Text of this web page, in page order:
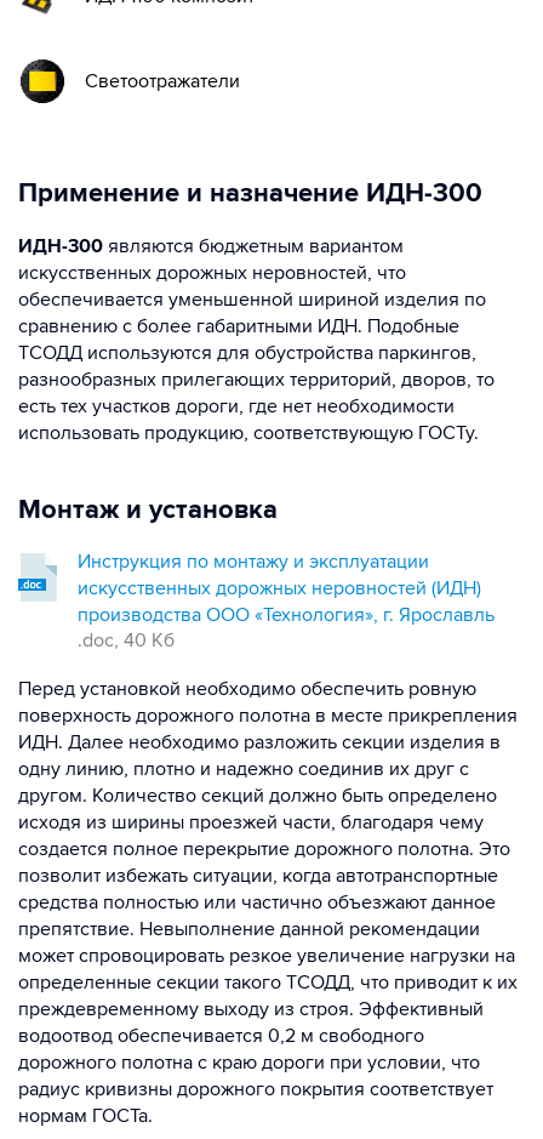
Светоотражатели
Применение и назначение ИДН-300
ИДН-300 являются бюджетным вариантом
искусственных дорожных неровностей, что
обеспечивается уменьшенной шириной изделия по
сравнению с более габаритными ИДН. Подобные
ТСОДД используются для обустройства паркингов,
разнообразных прилегающих территорий, дворов, то
есть тех участков дороги, где нет необходимости
использовать продукцию, соответствующую ГОСТу.
Монтаж и установка
Инструкция по монтажу и эксплуатации
искусственных дорожных неровностей (ИДН)
производства ООО «Технология», г. Ярославль
.doc, 40 Кб
Перед установкой необходимо обеспечить ровную
поверхность дорожного полотна в месте прикрепления
ИДН. Далее необходимо разложить секции изделия в
одну линию, плотно и надежно соединив их друг с
другом. Количество секций должно быть определено
исходя из ширины проезжей части, благодаря чему
создается полное перекрытие дорожного полотна. Это
позволит избежать ситуации, когда автотранспортные
средства полностью или частично объезжают данное
препятствие. Невыполнение данной рекомендации
может спровоцировать резкое увеличение нагрузки на
определенные секции такого ТСОДД, что приводит к их
преждевременному выходу из строя. Эффективный
водоотвод обеспечивается 0,2 м свободного
дорожного полотна с краю дороги при условии, что
радиус кривизны дорожного покрытия соответствует
нормам ГОСТа.